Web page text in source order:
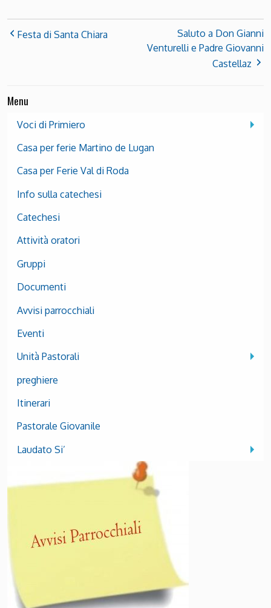
Festa di Santa Chiara
Saluto a Don Gianni
Venturelli e Padre Giovanni
Castellaz
Menu
Voci di Primiero
Casa per ferie Martino de Lugan
Casa per Ferie Val di Roda
Info sulla catechesi
Catechesi
Attività oratori
Gruppi
Documenti
Avvisi parrocchiali
Eventi
Unità Pastorali
preghiere
Itinerari
Pastorale Giovanile
Laudato Si’